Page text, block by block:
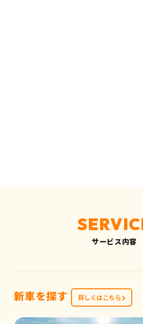
サービス内容
新車を探す 詳しくはこちら